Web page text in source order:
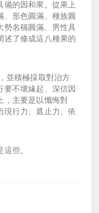
備的因和果。從果上
、形色圓滿、種族圓
勢名稱圓滿、男性具
述了修成這八種果的
並積極採取對治方
要不壞緣起、深信因
，主要是以懺悔對
現行力、遮止力、依
些。